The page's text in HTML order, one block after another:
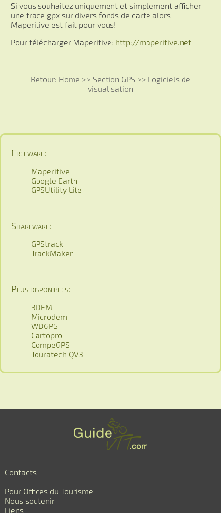
Si vous souhaitez uniquement et simplement afficher
une trace gpx sur divers fonds de carte alors
Maperitive est fait pour vous!
Pour télécharger Maperitive: http://maperitive.net
Retour: Home >> Section GPS >> Logiciels de
visualisation
Freeware:
Maperitive
Google Earth
GPSUtility Lite
Shareware:
GPStrack
TrackMaker
Plus disponibles:
3DEM
Microdem
WDGPS
Cartopro
CompeGPS
Touratech QV3
Contacts
Pour Offices du Tourisme
Nous soutenir
Liens